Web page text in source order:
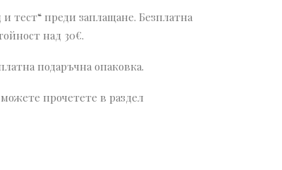
тест“ преди заплащане. Безплатна
над 30€.
подаръчна опаковка.
прочетете в раздел